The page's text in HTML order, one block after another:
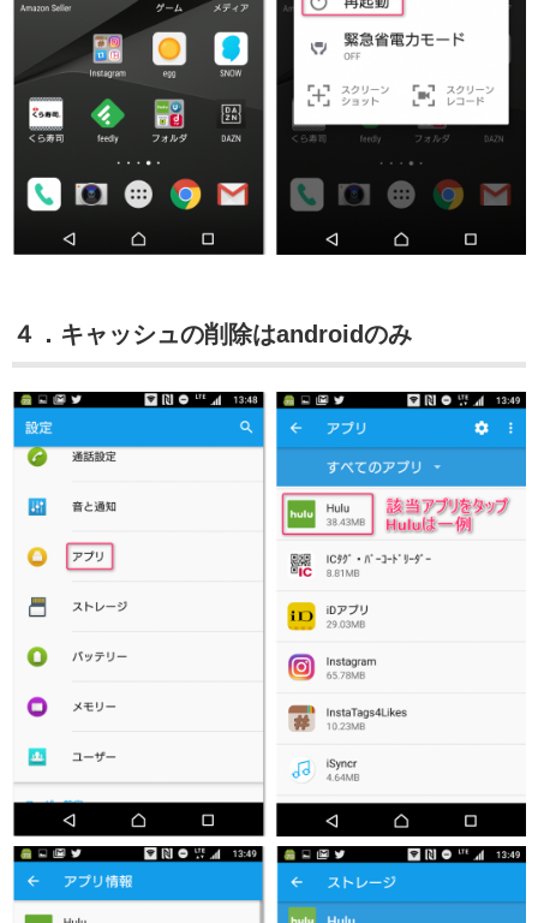
４．キャッシュの削除はandroidのみ